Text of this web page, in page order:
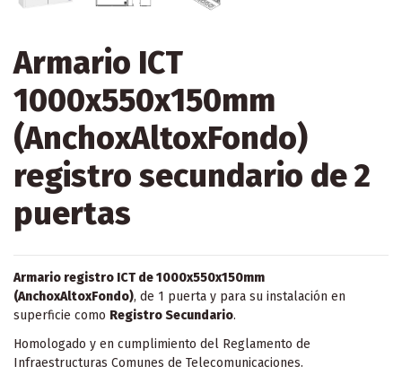
Armario ICT
1000x550x150mm
(AnchoxAltoxFondo)
registro secundario de 2
puertas
Armario registro ICT de 1000x550x150mm
(AnchoxAltoxFondo), de 1 puerta y para su instalación en
superficie como Registro Secundario.
Homologado y en cumplimiento del Reglamento de
Infraestructuras Comunes de Telecomunicaciones.